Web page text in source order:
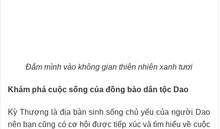
Đắm mình vào không gian thiên nhiên xanh tươi
Khám phá cuộc sống của đồng bào dân tộc Dao
Kỳ Thượng là địa bàn sinh sống chủ yếu của người Dao
nên bạn cũng có cơ hội được tiếp xúc và tìm hiểu về cuộc